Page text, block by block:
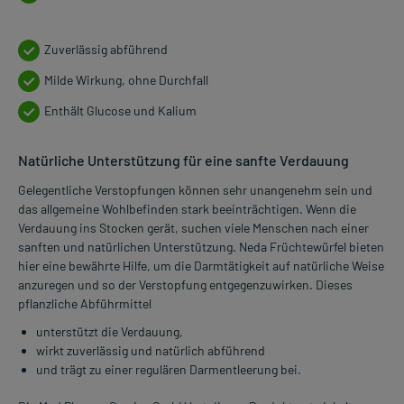
Zuverlässig abführend
Milde Wirkung, ohne Durchfall
Enthält Glucose und Kalium
Natürliche Unterstützung für eine sanfte Verdauung
Gelegentliche Verstopfungen können sehr unangenehm sein und
das allgemeine Wohlbefinden stark beeinträchtigen. Wenn die
Verdauung ins Stocken gerät, suchen viele Menschen nach einer
sanften und natürlichen Unterstützung. Neda Früchtewürfel bieten
hier eine bewährte Hilfe, um die Darmtätigkeit auf natürliche Weise
anzuregen und so der Verstopfung entgegenzuwirken. Dieses
pflanzliche Abführmittel
unterstützt die Verdauung,
wirkt zuverlässig und natürlich abführend
und trägt zu einer regulären Darmentleerung bei.